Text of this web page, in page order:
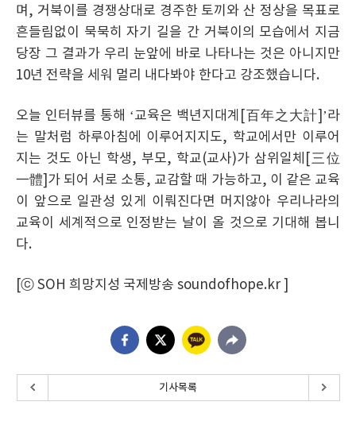
며, 거북이를 경쟁상대로 경주한 토끼와 산 정상을 목표로
흔들림없이 묵묵히 자기 길을 간 거북이의 모습에서 지금
당장 그 결과가 우리 눈앞에 바로 나타나는 것은 아니지만
10년 전략을 세워 멀리 내다봐야 한다고 강조했습니다.
오늘 인터뷰를 통해 ‘교육은 백년지대계[百年之大計]’라
는 말처럼 하루아침에 이루어지지도, 학교에서만 이루어
지는 것도 아닌 학생, 부모, 학교(교사)가 삼위일체[三位
一體]가 되어 서로 소통, 교감할 때 가능하고, 이 같은 교육
이 앞으로 일관성 있게 이뤄진다면 머지않아 우리나라의
교육이 세계적으로 인정받는 날이 올 것으로 기대해 봅니
다.
[ⓒ SOH 희망지성 국제방송 soundofhope.kr ]
기사목록